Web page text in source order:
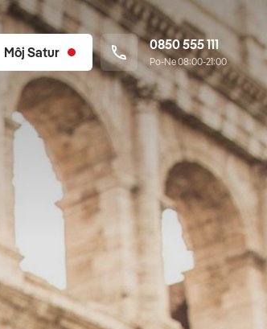
Môj Satur 0850 555 111
Po-Ne 08:00-21:00